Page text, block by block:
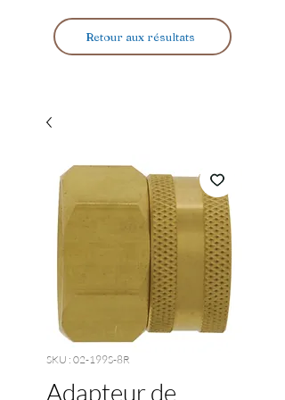
Retour aux résultats
SKU : 02-199S-8R
Adapteur de